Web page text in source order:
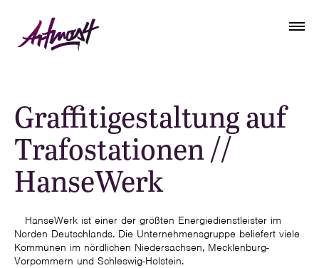
Graffitigestaltung auf
Trafostationen //
HanseWerk
HanseWerk ist einer der größten Energiedienstleister im
Norden Deutschlands. Die Unternehmensgruppe beliefert viele
Kommunen im nördlichen Niedersachsen, Mecklenburg-
Vorpommern und Schleswig-Holstein.